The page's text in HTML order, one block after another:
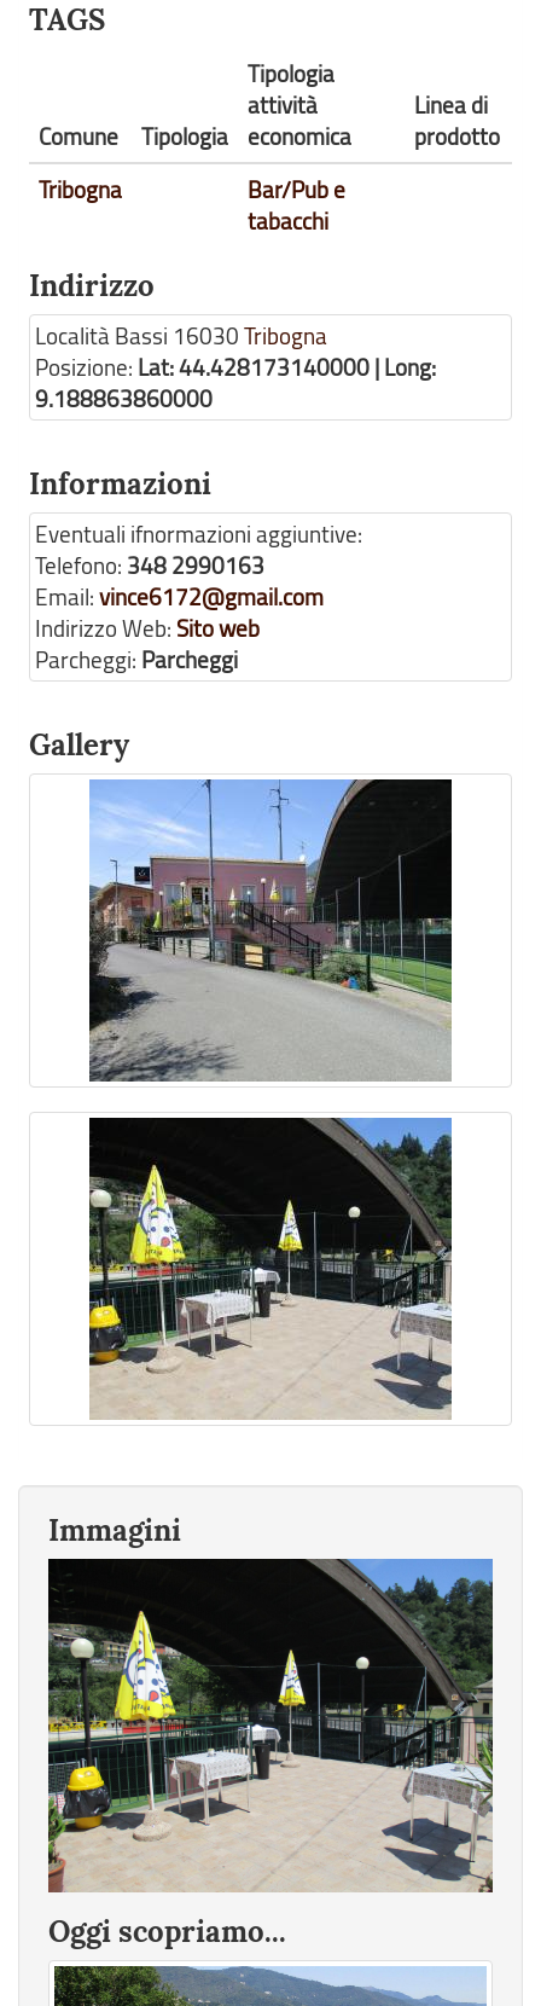
TAGS
Comune Tipologia
Tipologia
attività
economica
Linea di
prodotto
Tribogna
Bar/Pub e
tabacchi
Indirizzo
Località Bassi 16030Tribogna
Posizione: Lat: 44.428173140000 | Long:
9.188863860000
Informazioni
Eventuali ifnormazioni aggiuntive:
Telefono: 348 2990163
Email:vince6172@gmail.com
Indirizzo Web: Sito web
Parcheggi: Parcheggi
Gallery
Immagini
Oggi scopriamo...